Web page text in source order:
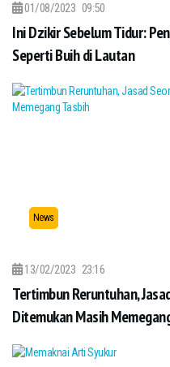
01/08/2023 09:50
Ini Dzikir Sebelum Tidur:
Seperti Buih di Lautan
News
13/02/2023 23:16
Tertimbun Reruntuhan,
Ditemukan Masih